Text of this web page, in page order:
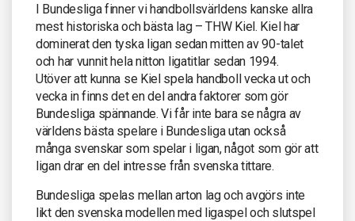
I Bundesliga finner vi handbollsvärldens kanske allra
mest historiska och bästa lag – THW Kiel. Kiel har
dominerat den tyska ligan sedan mitten av 90-talet
och har vunnit hela nitton ligatitlar sedan 1994.
Utöver att kunna se Kiel spela handboll vecka ut och
vecka in finns det en del andra faktorer som gör
Bundesliga spännande. Vi får inte bara se några av
världens bästa spelare i Bundesliga utan också
många svenskar som spelar i ligan, något som gör att
ligan drar en del intresse från svenska tittare.
Bundesliga spelas mellan arton lag och avgörs inte
likt den svenska modellen med ligaspel och slutspel